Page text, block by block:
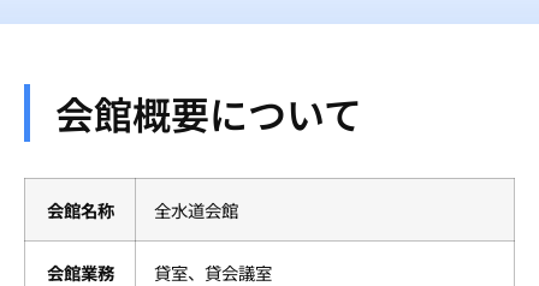
会館概要について
会館名称 全水道会館
会館業務 貸室、貸会議室